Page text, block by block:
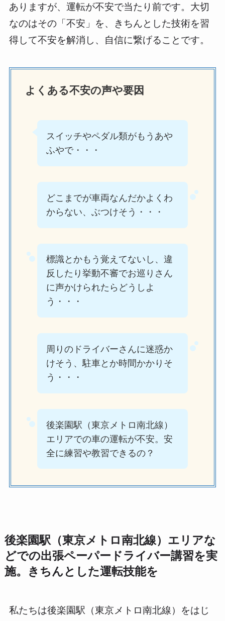
ありますが、運転が不安で当たり前です。大切
なのはその「不安」を、きちんとした技術を習
得して不安を解消し、自信に繋げることです。
よくある不安の声や要因
スイッチやペダル類がもうあや
ふやで・・・
どこまでが車両なんだかよくわ
からない、ぶつけそう・・・
標識とかもう覚えてないし、違
反したり挙動不審でお巡りさん
に声かけられたらどうしよ
う・・・
周りのドライバーさんに迷惑か
けそう、駐車とか時間かかりそ
う・・・
後楽園駅（東京メトロ南北線）
エリアでの車の運転が不安。安
全に練習や教習できるの？
後楽園駅（東京メトロ南北線）エリアな
どでの出張ペーパードライバー講習を実
施。きちんとした運転技能を
私たちは後楽園駅（東京メトロ南北線）をはじ